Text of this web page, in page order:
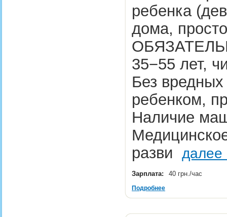
ребенка
дома,
35−55 лет,
Без
ребенком,
Наличие
разви далее
Зарплата: 40 грн./час
Подробнее